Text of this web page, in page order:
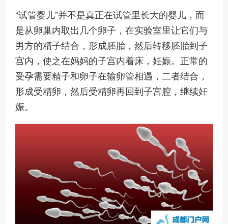
“试管婴儿”并不是真正在试管里长大的婴儿，而
是从卵巢内取出几个卵子，在实验室里让它们与
男方的精子结合，形成胚胎，然后转移胚胎到子
宫内，使之在妈妈的子宫内着床，妊娠。正常的
受孕需要精子和卵子在输卵管相遇，二者结合，
形成受精卵，然后受精卵再回到子宫腔，继续妊
娠。